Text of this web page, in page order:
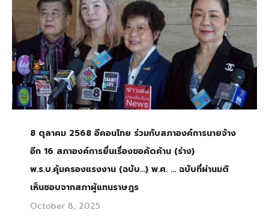
8 ตุลาคม 2568 อีคอนไทย ร่วมกับสภาองค์การนายจ้าง
อีก 16 สภาองค์การยื่นเรื่องขอคัดค้าน (ร่าง)
พ.ร.บ.คุ้มครองแรงงาน (ฉบับ…) พ.ศ. … ฉบับที่ผ่านมติ
เห็นชอบจากสภาผู้แทนราษฎร
October 8, 2025